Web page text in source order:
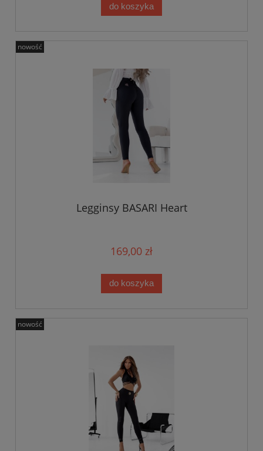
do koszyka
Legginsy BASARI Heart
169,00 zł
do koszyka
nowość
nowość